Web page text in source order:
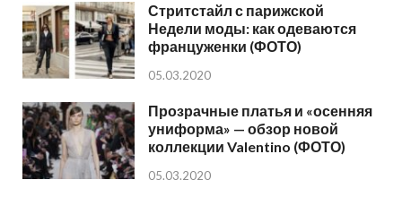
Стритстайл с парижской
Недели моды: как одеваются
француженки (ФОТО)
05.03.2020
Прозрачные платья и «осенняя
униформа» — обзор новой
коллекции Valentino (ФОТО)
05.03.2020